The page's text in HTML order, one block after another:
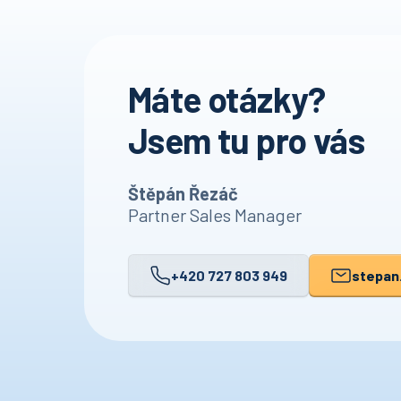
Máte otázky?
Jsem tu pro vás
Štěpán Řezáč
Partner Sales Manager
+420 727 803 949